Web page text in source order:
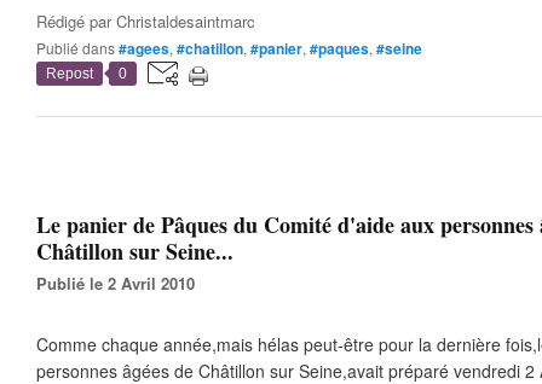
Rédigé parChristaldesaintmarc
Publié dans#agees, #chatillon, #panier, #paques, #seine
Repost 0
Le panier de Pâques du Comité d'aide aux personnes
Châtillon sur Seine...
Publié le 2 Avril 2010
Comme chaque année,mais hélas peut-être pour la dernière
personnes âgées de Châtillon sur Seine,avait préparé vendredi